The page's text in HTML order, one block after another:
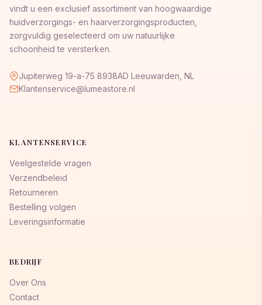
vindt u een exclusief assortiment van hoogwaardige
huidverzorgings- en haarverzorgingsproducten,
zorgvuldig geselecteerd om uw natuurlijke
schoonheid te versterken.
Jupiterweg 19-a-75 8938AD Leeuwarden, NL
Klantenservice@lumeastore.nl
KLANTENSERVICE
Veelgestelde vragen
Verzendbeleid
Retourneren
Bestelling volgen
Leveringsinformatie
BEDRIJF
Over Ons
Contact